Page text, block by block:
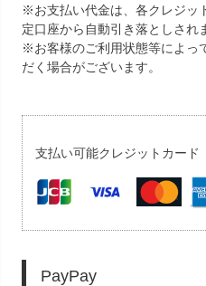
※お支払い代金は、各クレジッ
定口座から自動引き落としされ
※お客様のご利用状態等によっ
だく場合がございます。
支払い可能クレジットカード
PayPay